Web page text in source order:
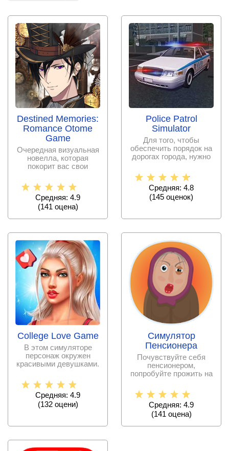
Destined Memories:
Romance Otome
Game
Очередная визуальная
новелла, которая
покорит вас свои
сюжетом и
Средняя: 4.9
(141 оценa)
Police Patrol
Simulator
Для того, чтобы
обеспечить порядок на
дорогах города, нужно
за
Средняя: 4.8
(145 оценок)
College Love Game
В этом симуляторе
персонаж окружен
красивыми девушками.
увереннее
Средняя: 4.9
(132оцени)
Симулятор
Пенсионера
Почувствуйте себя
пенсионером,
попробуйте прожить на
собственную
Средняя: 4.9
(141 оценa)